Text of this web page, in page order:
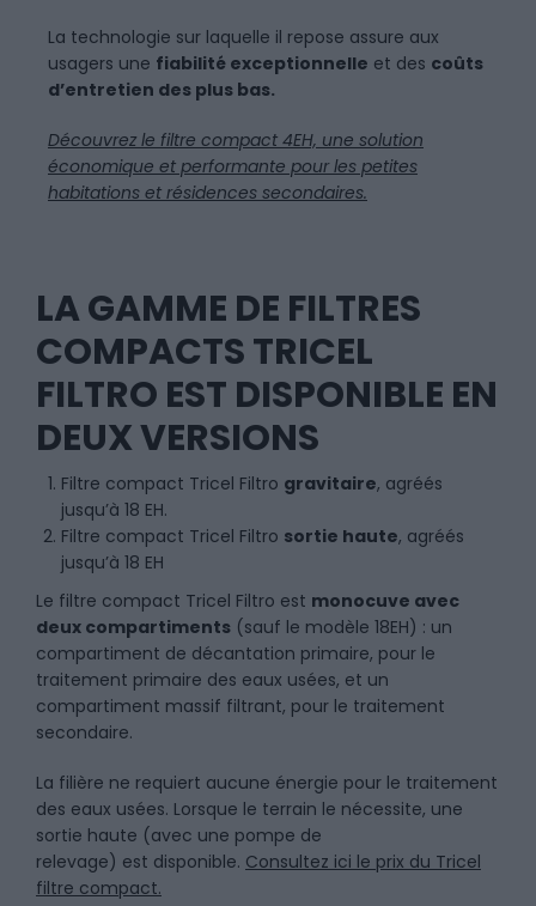
La technologie sur laquelle il repose assure aux
usagers une fiabilité exceptionnelle et des coûts
d’entretien des plus bas.
Découvrez le filtre compact 4EH, une solution
économique et performante pour les petites
habitations et résidences secondaires.
LA GAMME DE FILTRES
COMPACTS TRICEL
FILTRO EST DISPONIBLE EN
DEUX VERSIONS
Filtre compact Tricel Filtro gravitaire, agréés
jusqu’à 18 EH.
Filtre compact Tricel Filtro sortie haute, agréés
jusqu’à 18 EH
Le filtre compact Tricel Filtro est monocuve avec
deux compartiments (sauf le modèle 18EH) : un
compartiment de décantation primaire, pour le
traitement primaire des eaux usées, et un
compartiment massif filtrant, pour le traitement
secondaire.
La filière ne requiert aucune énergie pour le traitement
des eaux usées. Lorsque le terrain le nécessite, une
sortie haute (avec une pompe de
relevage) est disponible. Consultez ici le prix du Tricel
filtre compact.